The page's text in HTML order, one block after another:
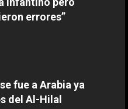
también contra
Infantino ofrece la final
2030 a Marruecos
errores”
fue a Arabia ya
del Al-Hilal